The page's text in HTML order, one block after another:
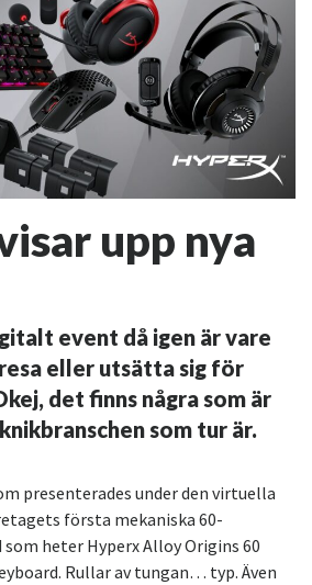
upp nya
event då igen är vare
eller utsätta sig för
det finns några som är
som tur är.
presenterades under den virtuella
första mekaniska 60-
heter Hyperx Alloy Origins 60
Rullar av tungan… typ. Även